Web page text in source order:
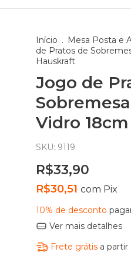
Início . Mesa Posta e
de Pratos de
Hauskraft
Jogo de
Vidro
SKU: 9119
R$33,90
R$30,51 com Pix
10% de desconto
Ver mais detalhes
Frete grátis a partir